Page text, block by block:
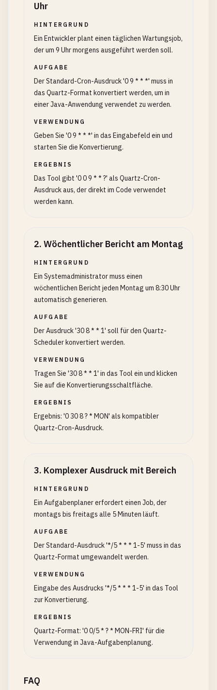
Uhr
HINTERGRUND
Ein Entwickler plant einen täglichen Wartungsjob,
der um 9 Uhr morgens ausgeführt werden soll.
AUFGABE
Der Standard-Cron-Ausdruck '0 9 * * *' muss in
das Quartz-Format konvertiert werden, um in
einer Java-Anwendung verwendet zu werden.
VERWENDUNG
Geben Sie '0 9 * * *' in das Eingabefeld ein und
starten Sie die Konvertierung.
ERGEBNIS
Das Tool gibt '0 0 9 * * ?' als Quartz-Cron-
Ausdruck aus, der direkt im Code verwendet
werden kann.
2. Wöchentlicher Bericht am Montag
HINTERGRUND
Ein Systemadministrator muss einen
wöchentlichen Bericht jeden Montag um 8:30 Uhr
automatisch generieren.
AUFGABE
Der Ausdruck '30 8 * * 1' soll für den Quartz-
Scheduler konvertiert werden.
VERWENDUNG
Tragen Sie '30 8 * * 1' in das Tool ein und klicken
Sie auf die Konvertierungsschaltfläche.
ERGEBNIS
Ergebnis: '0 30 8 ? * MON' als kompatibler
Quartz-Cron-Ausdruck.
3. Komplexer Ausdruck mit Bereich
HINTERGRUND
Ein Aufgabenplaner erfordert einen Job, der
montags bis freitags alle 5 Minuten läuft.
AUFGABE
Der Standard-Ausdruck '*/5 * * * 1-5' muss in das
Quartz-Format umgewandelt werden.
VERWENDUNG
Eingabe des Ausdrucks '*/5 * * * 1-5' in das Tool
zur Konvertierung.
ERGEBNIS
Quartz-Format: '0 0/5 * ? * MON-FRI' für die
Verwendung in Java-Aufgabenplanung.
FAQ